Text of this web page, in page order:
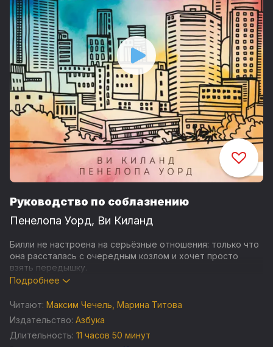
Руководство по соблазнению
Пенелопа Уорд, Ви Киланд
Билли не настроена на серьёзные отношения: только что
она рассталась с очередным козлом и хочет просто
взять передышку.
успешный, всегда одетый с иголочки… Более того, у него
есть ребенок. Нет, такое Билли определено не подходит.
Но как устоять, когда внезапное желание накрывает с
головой?
Подробнее
Читают: Максим Чечель Марина Титова
Издательство: Азбука
Длительность: 11 часов 50 минут